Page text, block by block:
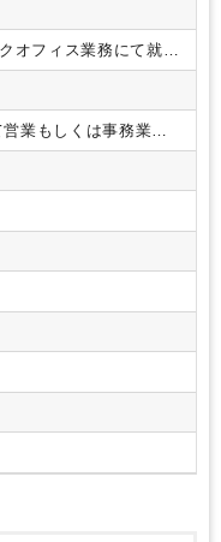
オフィス業務にて就業
、専門性を高めたい
お願い★
ポジション
前にお知らせくださ
した一次窓口として、
請求書の作成などを行
者を巻き込みなが
の役割を担っていま
存業務のマニュアルの
という立ち位置で幅広
ます。★定常業務に
プ連携など）の経験を
ご参考：経理担当／レ
jobs/A_f_00047
の新卒採用における
ンです。
りの為に選考から入社
業もしくは事務業務
て、業務改善を行った
等）
がある方